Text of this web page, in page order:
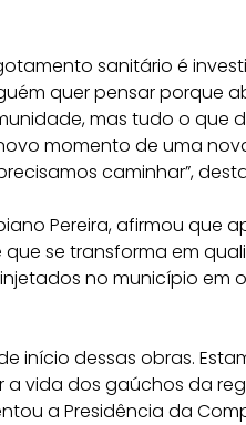
sanitário é
quer pensar porque
mas tudo o que
momento de uma
caminhar”,
Pereira, afirmou que
se transforma em
no município em
início dessas obras.
vida dos gaúchos da
a Presidência da